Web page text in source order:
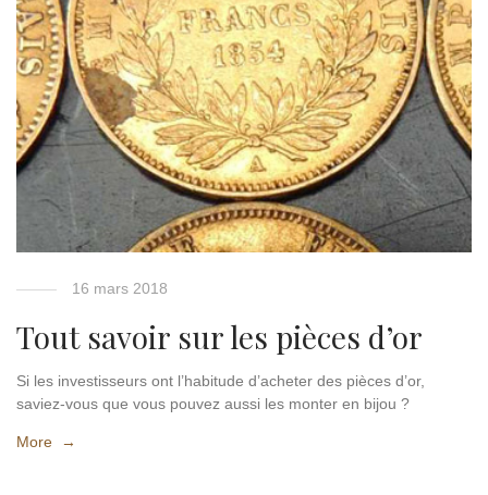
16 mars 2018
Tout savoir sur les pièces d’or
Si les investisseurs ont l’habitude d’acheter des pièces d’or,
saviez-vous que vous pouvez aussi les monter en bijou ?
More →